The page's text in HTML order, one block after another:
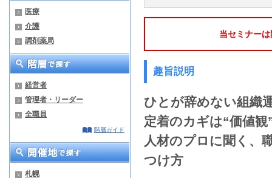
医療
介護
調剤薬局
経営者
管理者・リーダー
全職員
階層ガイド
札幌
当セミナー
趣旨説明
ひとが辞めない組織
定着のカギは“価値観
人材のプロに聞く、
つけ方